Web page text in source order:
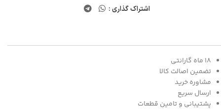
اشتراک گذاری :
18 ماه گارانتی
تضمین اصالت کالا
مشاوره خرید
ارسال سریع
پشتیبانی و تامین قطعات